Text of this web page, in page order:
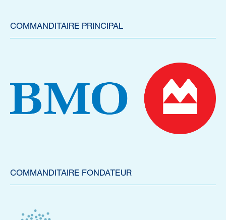
COMMANDITAIRE PRINCIPAL
COMMANDITAIRE FONDATEUR